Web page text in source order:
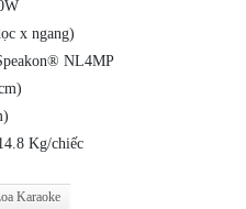
x ngang)
NL4MP
Kg/chiếc
Karaoke